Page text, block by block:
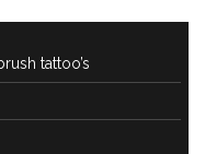
tattoo’s